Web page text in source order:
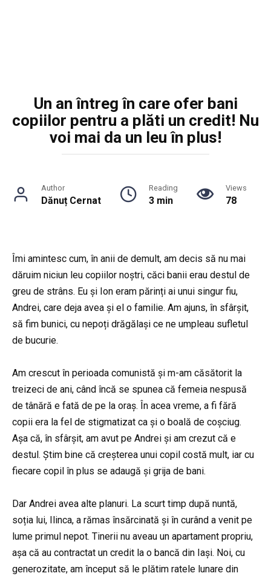
Un an întreg în care ofer bani
copiilor pentru a plăti un credit! Nu
voi mai da un leu în plus!
Author
Dănuț Cernat
Reading
3 min
Views
78
Îmi amintesc cum, în anii de demult, am decis să nu mai
dăruim niciun leu copiilor noștri, căci banii erau destul de
greu de strâns. Eu și Ion eram părinți ai unui singur fiu,
Andrei, care deja avea și el o familie. Am ajuns, în sfârșit,
să fim bunici, cu nepoți drăgălași ce ne umpleau sufletul
de bucurie.
Am crescut în perioada comunistă și m-am căsătorit la
treizeci de ani, când încă se spunea că femeia nespusă
de tânără e fată de pe la oraș. În acea vreme, a fi fără
copii era la fel de stigmatizat ca și o boală de coșciug.
Așa că, în sfârșit, am avut pe Andrei și am crezut că e
destul. Știm bine că creșterea unui copil costă mult, iar cu
fiecare copil în plus se adaugă și grija de bani.
Dar Andrei avea alte planuri. La scurt timp după nuntă,
soția lui, Ilinca, a rămas însărcinată și în curând a venit pe
lume primul nepot. Tinerii nu aveau un apartament propriu,
așa că au contractat un credit la o bancă din Iași. Noi, cu
generozitate, am început să le plătim ratele lunare din